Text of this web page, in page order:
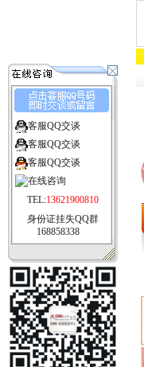
客服QQ交谈
客服QQ交谈
客服QQ交谈
TEL:13621900810
身份证挂失QQ群
168858338